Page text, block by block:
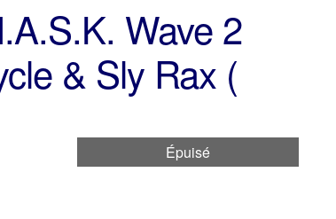
Wave 2
& Sly Rax (
Épuisé